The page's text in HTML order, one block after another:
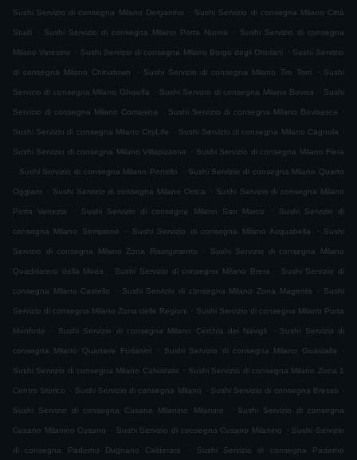
Sushi Servizio di consegna Milano Derganino . Sushi Servizio di consegna Milano Città
Studi . Sushi Servizio di consegna Milano Porta Nuova . Sushi Servizio di consegna
Milano Varesine . Sushi Servizio di consegna Milano Borgo degli Ortolani . Sushi Servizio
di consegna Milano Chinatown . Sushi Servizio di consegna Milano Tre Torri . Sushi
Servizio di consegna Milano Ghisolfa . Sushi Servizio di consegna Milano Bovisa . Sushi
Servizio di consegna Milano Comasina . Sushi Servizio di consegna Milano Bovisasca .
Sushi Servizio di consegna Milano CityLife . Sushi Servizio di consegna Milano Cagnola .
Sushi Servizio di consegna Milano Villapizzone . Sushi Servizio di consegna Milano Fiera
. Sushi Servizio di consegna Milano Portello . Sushi Servizio di consegna Milano Quarto
Oggiaro . Sushi Servizio di consegna Milano Ortica . Sushi Servizio di consegna Milano
Porta Venezia . Sushi Servizio di consegna Milano San Marco . Sushi Servizio di
consegna Milano Sempione . Sushi Servizio di consegna Milano Acquabella . Sushi
Servizio di consegna Milano Zona Risorgimento . Sushi Servizio di consegna Milano
Quadrilatero della Moda . Sushi Servizio di consegna Milano Brera . Sushi Servizio di
consegna Milano Castello . Sushi Servizio di consegna Milano Zona Magenta . Sushi
Servizio di consegna Milano Zona delle Regioni . Sushi Servizio di consegna Milano Porta
Monforte . Sushi Servizio di consegna Milano Cerchia dei Navigli . Sushi Servizio di
consegna Milano Quartiere Forlanini . Sushi Servizio di consegna Milano Guastalla .
Sushi Servizio di consegna Milano Calvairate . Sushi Servizio di consegna Milano Zona 1
Centro Storico . Sushi Servizio di consegna Milano . Sushi Servizio di consegna Bresso .
Sushi Servizio di consegna Cusano Milanino Milanino . Sushi Servizio di consegna
Cusano Milanino Cusano . Sushi Servizio di consegna Cusano Milanino . Sushi Servizio
di consegna Paderno Dugnano Calderara . Sushi Servizio di consegna Paderno